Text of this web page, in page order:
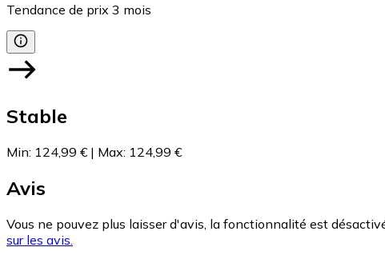
Tendance de prix 3 mois
Stable
Min: 124,99 € | Max: 124,99 €
Avis
Vous ne pouvez plus laisser d'avis, la fonctionnalité est
sur les avis.